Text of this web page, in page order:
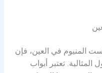
المنيوم في العين، فإن
تعتبر أبواب